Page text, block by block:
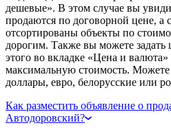
дешевые». В этом случае вы
продаются по договорной цене, а
отсортированы объекты по
дорогим. Также вы можете задать
этого во вкладке «Цена и
максимальную стоимость.
доллары, евро, белорусские или
Как разместить объявление о
Автодоровский?